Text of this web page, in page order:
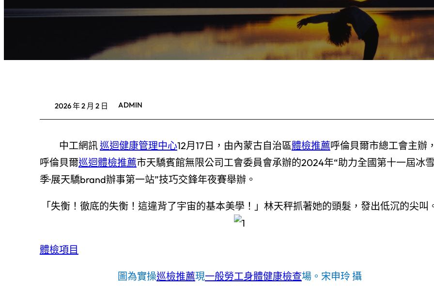
2026 年 2 月 2 日 ADMIN
中工網訊巡迴健康管理中心12月17日，由內蒙古自治區體檢推薦呼倫貝爾市總工會主辦，
呼倫貝爾巡迴體檢推薦市天驕賓館無限公司工會委員會承辦的2024年“助力全國第十一屆冰雪
季·展天驕brand辦事第一站”技巧交鋒年夜賽舉辦。
「失衡！徹底的失衡！這違背了宇宙的基本美學！」林天秤抓著她的頭髮，發出低沉的尖叫
體檢項目
圖為實操巡檢推薦現一般勞工身體健康檢查場。宋申玲 攝